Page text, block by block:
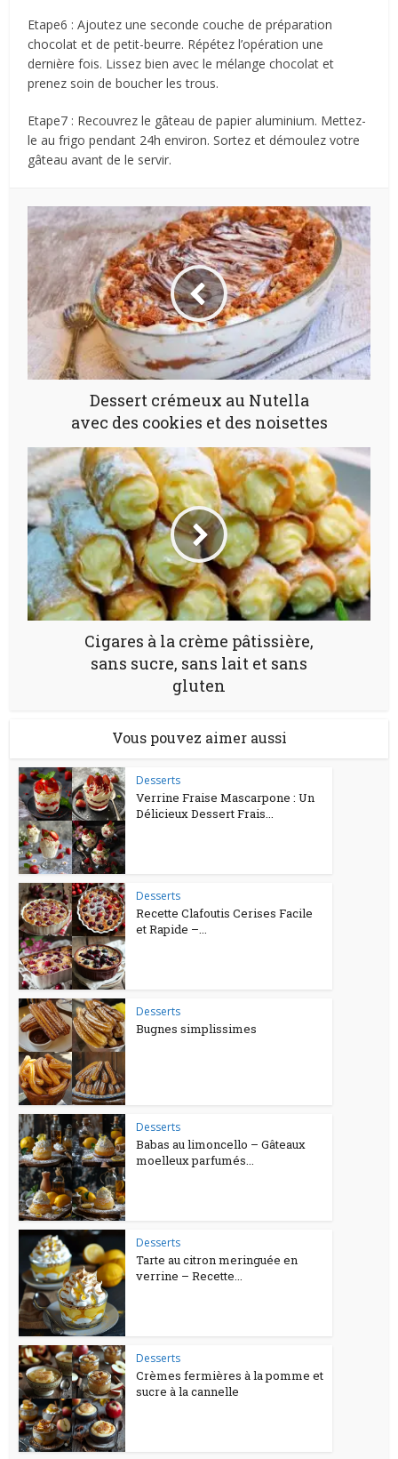
Etape6 : Ajoutez une seconde couche de préparation
chocolat et de petit-beurre. Répétez l’opération une
dernière fois. Lissez bien avec le mélange chocolat et
prenez soin de boucher les trous.
Etape7 : Recouvrez le gâteau de papier aluminium. Mettez-
le au frigo pendant 24h environ. Sortez et démoulez votre
gâteau avant de le servir.
Dessert crémeux au Nutella
avec des cookies et des noisettes
Cigares à la crème pâtissière,
sans sucre, sans lait et sans
gluten
Vous pouvez aimer aussi
Desserts
Verrine Fraise Mascarpone : Un
Délicieux Dessert Frais...
Desserts
Recette Clafoutis Cerises Facile
et Rapide –...
Desserts
Bugnes simplissimes
Desserts
Babas au limoncello – Gâteaux
moelleux parfumés...
Desserts
Tarte au citron meringuée en
verrine – Recette...
Desserts
Crèmes fermières à la pomme et
sucre à la cannelle